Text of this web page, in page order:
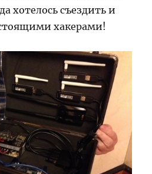
хотелось съездить и
хакерами!